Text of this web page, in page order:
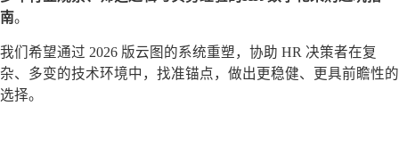
南。
我们希望通过 2026 版云图的系统重塑，协助 HR 决策者在复
杂、多变的技术环境中，找准锚点，做出更稳健、更具前瞻性的
选择。